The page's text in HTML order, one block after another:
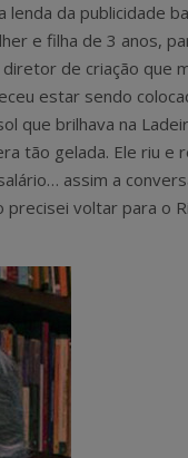
lenda da publicidade
e filha de 3 anos,
de criação que
estar sendo
que brilhava na
tão gelada. Ele riu e
assim a
precisei voltar para o